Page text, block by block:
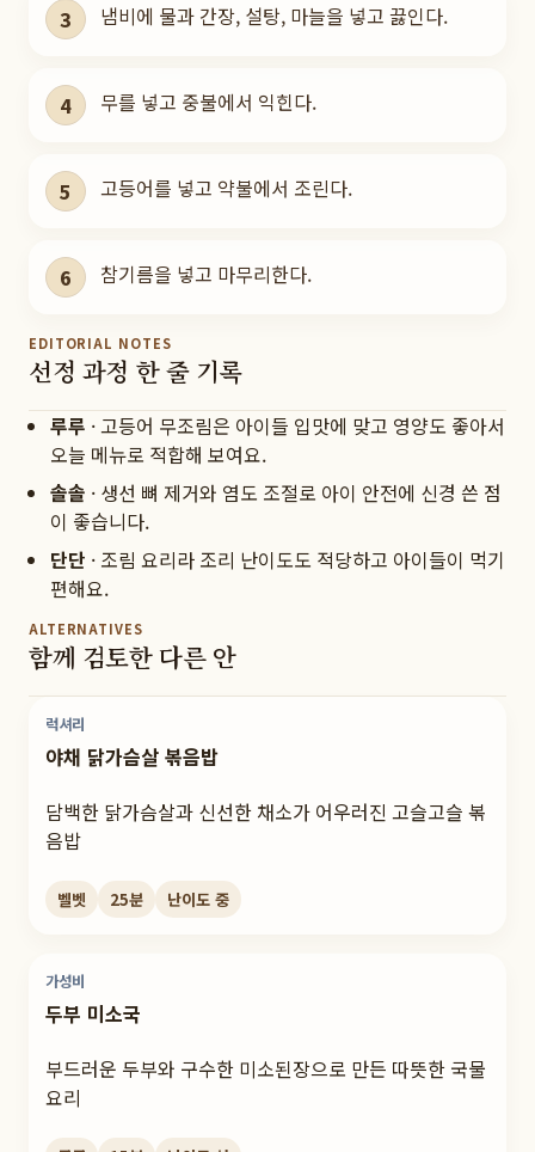
3 냄비에 물과 간장, 설탕, 마늘을 넣고 끓인다.
4 무를 넣고 중불에서 익힌다.
5 고등어를 넣고 약불에서 조린다.
6 참기름을 넣고 마무리한다.
EDITORIAL NOTES
선정 과정 한 줄 기록
루루 ·고등어 무조림은 아이들 입맛에 맞고 영양도 좋아서
오늘 메뉴로 적합해 보여요.
솔솔 · 생선 뼈 제거와 염도 조절로 아이 안전에 신경 쓴 점
이 좋습니다.
단단 · 조림 요리라 조리 난이도도 적당하고 아이들이 먹기
편해요.
ALTERNATIVES
함께 검토한 다른 안
럭셔리
야채 닭가슴살 볶음밥
담백한 닭가슴살과 신선한 채소가 어우러진 고슬고슬 볶
음밥
벨벳 25분 난이도 중
가성비
두부 미소국
부드러운 두부와 구수한 미소된장으로 만든 따뜻한 국물
요리